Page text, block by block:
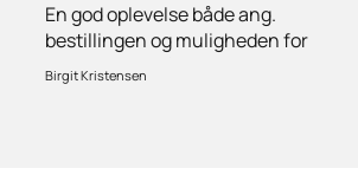
En god oplevelse både ang.
bestillingen og muligheden for
stille spørgsmål hvis der er
behov for det.Hurtig levering.
Birgit Kristensen